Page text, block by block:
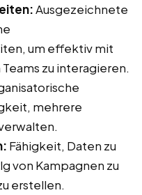
Ausgezeichnete
um effektiv mit
zu interagieren.
mehrere
Fähigkeit, Daten zu
von Kampagnen zu
erstellen.